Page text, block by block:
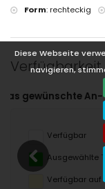
Diese Webseite
navigieren,
Form:rechteckig
Verfügbarkeit
Verfügbar
Ausgewählte
Verfügbar auf